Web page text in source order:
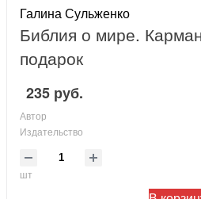
Галина Сульженко
Библия о мире.
подарок
235 руб.
Автор
Издательство
шт